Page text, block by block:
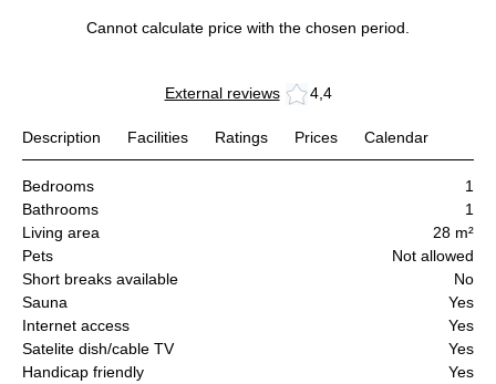
Cannot calculate price with the chosen period.
External reviews 4,4
Description Facilities Ratings Prices Calendar
Bedrooms
1
Bathrooms
1
Living area
28 m²
Pets
Not allowed
Short breaks available
No
Sauna
Yes
Internet access
Yes
Satelite dish/cable TV
Yes
Handicap friendly
Yes